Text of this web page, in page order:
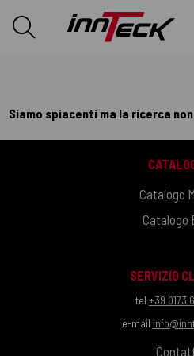
Siamo spiacenti ma la ricerca
Catalogo
Catalogo
SERVIZIO
tel +39 0173
e-mail